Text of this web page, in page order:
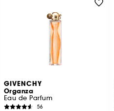
GIVENCHY
Organza
Eau de Parfum
56